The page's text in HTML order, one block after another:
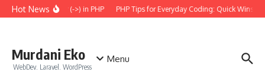
Aller au contenu
Hot News
the Arrow Operator (->) in PHP PHP Tips for Everyday Coding: Quick Wins
Murdani Eko
WebDev. Laravel. WordPress
Menu